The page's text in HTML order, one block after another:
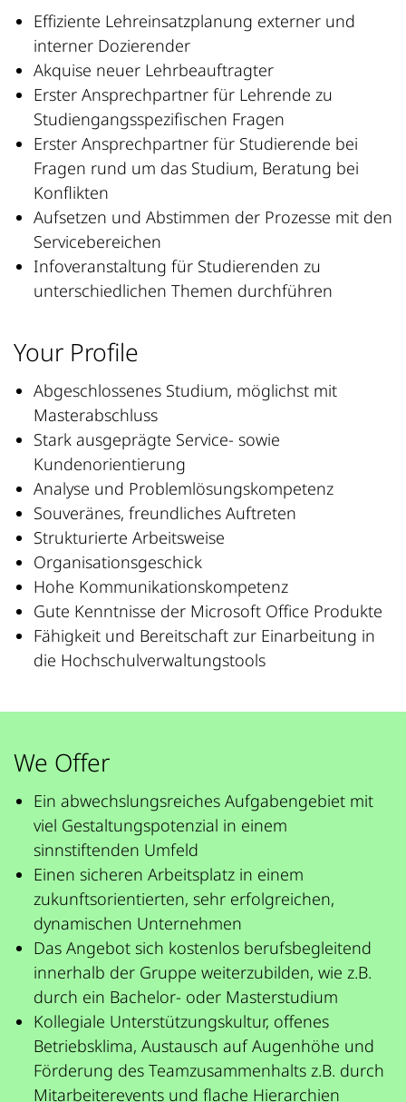
Effiziente Lehreinsatzplanung externer und
interner Dozierender
Akquise neuer Lehrbeauftragter
Erster Ansprechpartner für Lehrende zu
Studiengangsspezifischen Fragen
Erster Ansprechpartner für Studierende bei
Fragen rund um das Studium, Beratung bei
Konflikten
Aufsetzen und Abstimmen der Prozesse mit den
Servicebereichen
Infoveranstaltung für Studierenden zu
unterschiedlichen Themen durchführen
Your Profile
Abgeschlossenes Studium, möglichst mit
Masterabschluss
Stark ausgeprägte Service- sowie
Kundenorientierung
Analyse und Problemlösungskompetenz
Souveränes, freundliches Auftreten
Strukturierte Arbeitsweise
Organisationsgeschick
Hohe Kommunikationskompetenz
Gute Kenntnisse der Microsoft Office Produkte
Fähigkeit und Bereitschaft zur Einarbeitung in
die Hochschulverwaltungstools
We Offer
Ein abwechslungsreiches Aufgabengebiet mit
viel Gestaltungspotenzial in einem
sinnstiftenden Umfeld
Einen sicheren Arbeitsplatz in einem
zukunftsorientierten, sehr erfolgreichen,
dynamischen Unternehmen
Das Angebot sich kostenlos berufsbegleitend
innerhalb der Gruppe weiterzubilden, wie z.B.
durch ein Bachelor- oder Masterstudium
Kollegiale Unterstützungskultur, offenes
Betriebsklima, Austausch auf Augenhöhe und
Förderung des Teamzusammenhalts z.B. durch
Mitarbeiterevents und flache Hierarchien